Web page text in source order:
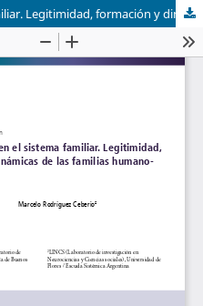
Las mascotas en el sistema familiar. Legitimidad, formación y dinámicas de la familia humano-animal